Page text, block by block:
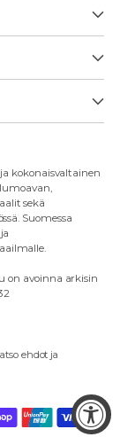
kokonaisvaltainen
sekä
Suomessa
on avoinna arkisin
ehdot ja